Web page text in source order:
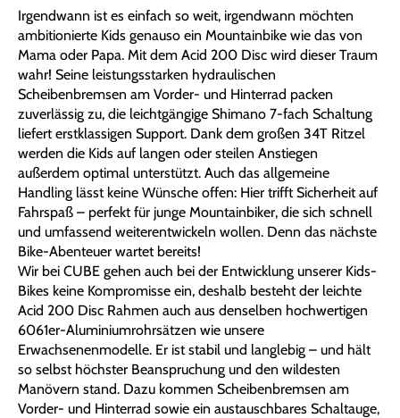
Irgendwann ist es einfach so weit, irgendwann möchten
ambitionierte Kids genauso ein Mountainbike wie das von
Mama oder Papa. Mit dem Acid 200 Disc wird dieser Traum
wahr! Seine leistungsstarken hydraulischen
Scheibenbremsen am Vorder- und Hinterrad packen
zuverlässig zu, die leichtgängige Shimano 7-fach Schaltung
liefert erstklassigen Support. Dank dem großen 34T Ritzel
werden die Kids auf langen oder steilen Anstiegen
außerdem optimal unterstützt. Auch das allgemeine
Handling lässt keine Wünsche offen: Hier trifft Sicherheit auf
Fahrspaß – perfekt für junge Mountainbiker, die sich schnell
und umfassend weiterentwickeln wollen. Denn das nächste
Bike-Abenteuer wartet bereits!
Wir bei CUBE gehen auch bei der Entwicklung unserer Kids-
Bikes keine Kompromisse ein, deshalb besteht der leichte
Acid 200 Disc Rahmen auch aus denselben hochwertigen
6061er-Aluminiumrohrsätzen wie unsere
Erwachsenenmodelle. Er ist stabil und langlebig – und hält
so selbst höchster Beanspruchung und den wildesten
Manövern stand. Dazu kommen Scheibenbremsen am
Vorder- und Hinterrad sowie ein austauschbares Schaltauge,